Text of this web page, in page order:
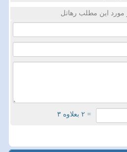
مورد این مطلب رهاتل
= ۲ بعلاوه ۳